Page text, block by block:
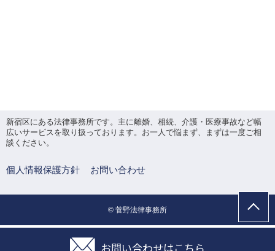
お問い合わせはこちら
新宿区にある法律事務所です。主に離婚、相続、介護・医療事故など幅
広いサービスを取り扱っております。お一人で悩まず、まずは一度ご相
談ください。
個人情報保護方針 お問い合わせ
© 菅野法律事務所